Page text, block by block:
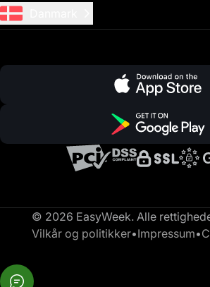
© 2026 EasyWeek. Alle
Vilkår og politikker•Impressum•